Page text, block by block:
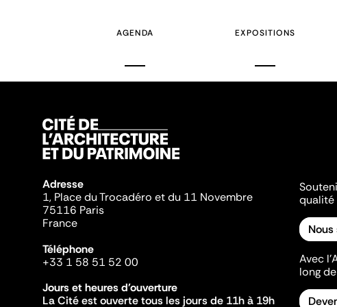
AGENDA EXPOSITIONS
Adresse
1, Place du Trocadéro et du 11 Novembre
75116 Paris
France
Téléphone
+33 1 58 51 52 00
Jours et heures d'ouverture
La Cité est ouverte tous les jours de 11h à 19h
qualité
Avec
long